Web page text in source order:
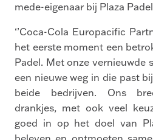
mede-eigenaar bij Plaza
‘’Coca-Cola Europacific
het eerste moment een
Padel. Met onze vernieuwde
een nieuwe weg in die past
beide bedrijven. Ons
drankjes, met ook veel
goed in op het doel van